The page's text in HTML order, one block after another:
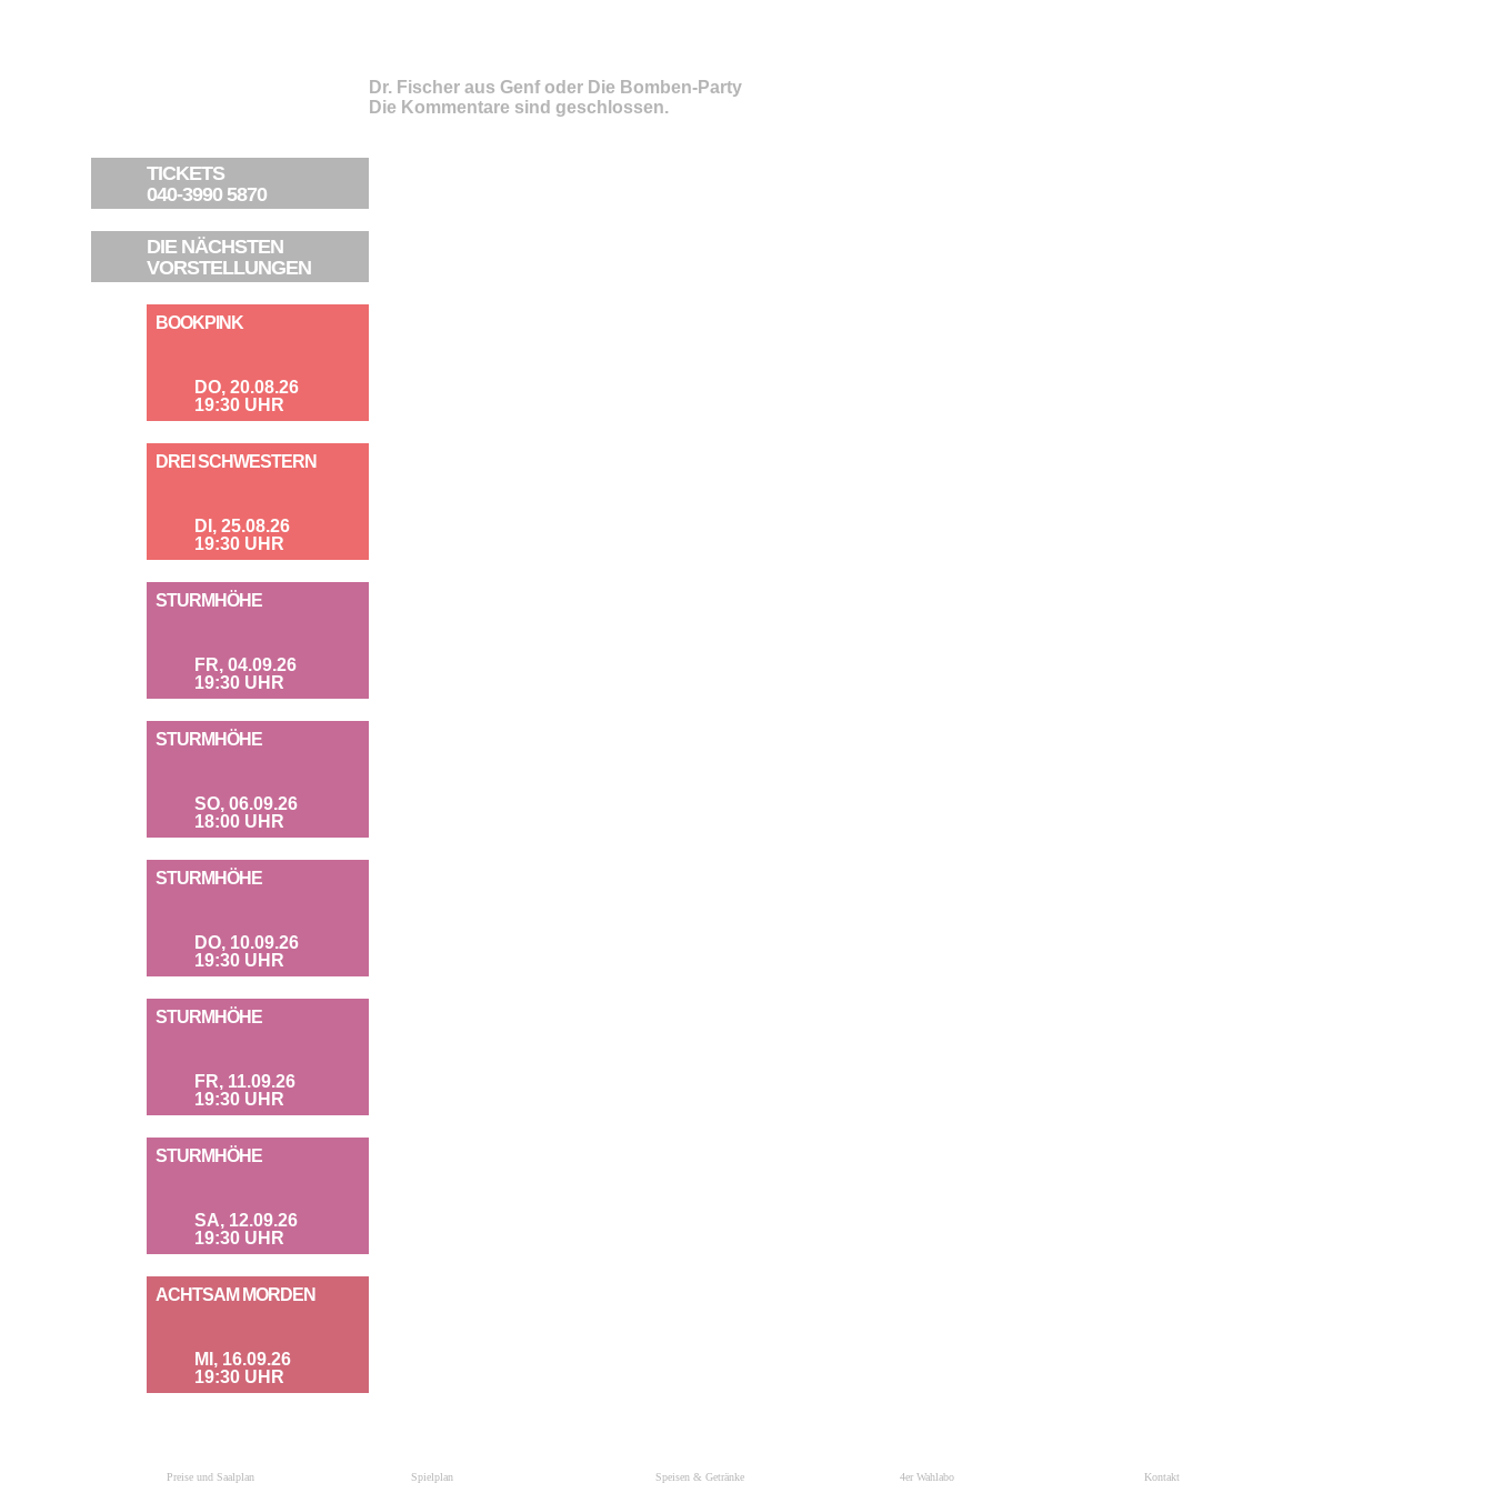
TICKETS
040-3990 5870
DIE NÄCHSTEN
VORSTELLUNGEN
BOOKPINK
DO, 20.08.26
19:30 UHR
DREI SCHWESTERN
DI, 25.08.26
19:30 UHR
STURMHÖHE
FR, 04.09.26
19:30 UHR
STURMHÖHE
SO, 06.09.26
18:00 UHR
STURMHÖHE
DO, 10.09.26
19:30 UHR
STURMHÖHE
FR, 11.09.26
19:30 UHR
STURMHÖHE
SA, 12.09.26
19:30 UHR
ACHTSAM MORDEN
MI, 16.09.26
19:30 UHR
Dr. Fischer aus Genf oder Die Bomben-Party
Die Kommentare sind geschlossen.
Preise und Saalplan Spielplan Speisen & Getränke 4er Wahlabo Kontakt